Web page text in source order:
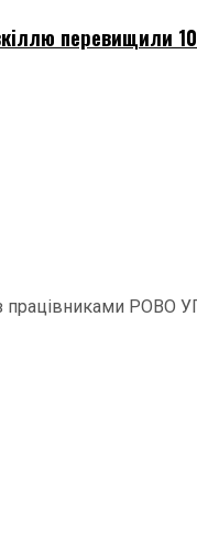
перевищили
працівниками